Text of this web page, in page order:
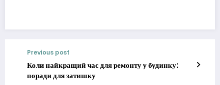
Previous post
Коли найкращий час для ремонту у будинку:
поради для затишку